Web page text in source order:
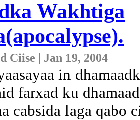
Wakhtiga
Ciise | Jan 19, 2004
in
farxad ku
cabsida laga qabo